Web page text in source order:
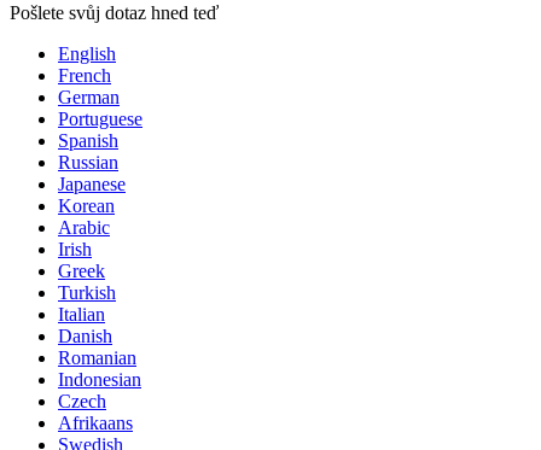
Pošlete svůj dotaz hned teď
English
French
German
Portuguese
Spanish
Russian
Japanese
Korean
Arabic
Irish
Greek
Turkish
Italian
Danish
Romanian
Indonesian
Czech
Afrikaans
Swedish